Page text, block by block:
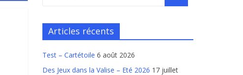
Articles récents
Test – Cartétoile 6 août 2026
Des Jeux dans la Valise – Eté 2026 17 juillet